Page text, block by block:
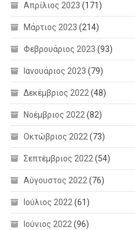
Απρίλιος 2023 (171)
Μάρτιος 2023 (214)
Φεβρουάριος 2023 (93)
Ιανουάριος 2023 (79)
Δεκέμβριος 2022(48)
Νοέμβριος 2022(82)
Οκτώβριος 2022(73)
Σεπτέμβριος 2022(54)
Αύγουστος 2022(76)
Ιούλιος 2022(61)
Ιούνιος 2022(96)